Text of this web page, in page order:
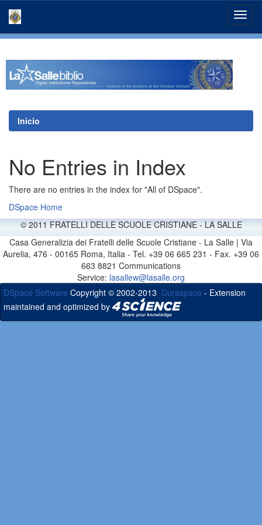
Inicio
No Entries in Index
There are no entries in the index for "All of DSpace".
DSpace Home
© 2011 FRATELLI DELLE SCUOLE CRISTIANE - LA SALLE
Casa Generalizia dei Fratelli delle Scuole Cristiane - La Salle | Via
Aurelia, 476 - 00165 Roma, Italia - Tel. +39 06 665 231 - Fax. +39 06
663 8821 Communications
Service: lasallew@lasalle.org
DSpace Software Copyright © 2002-2013 Duraspace - Extension
maintained and optimized by